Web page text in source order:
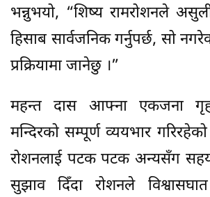
भन्नुभयो, “शिष्य रामरोशनले
हिसाब सार्वजनिक गर्नुपर्छ, सो
प्रक्रियामा जानेछु ।”
महन्त दास आफ्ना एकजना
मन्दिरको सम्पूर्ण व्ययभार
रोशनलाई पटक पटक अन्यसँग
सुझाव दिँदा रोशनले